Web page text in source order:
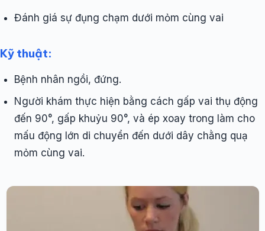
Đánh giá sự đụng chạm dưới mỏm cùng vai
Kỹ thuật:
Bệnh nhân ngồi, đứng.
Người khám thực hiện bằng cách gấp vai thụ động
đến 90°, gấp khuỷu 90°, và ép xoay trong làm cho
mấu động lớn di chuyển đến dưới dây chằng quạ
mỏm cùng vai.